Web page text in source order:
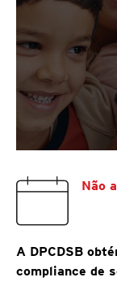
Não
A DPCDSB
compliance de